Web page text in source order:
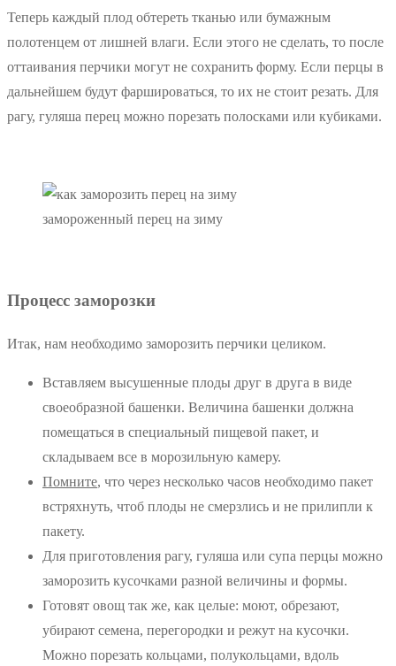
Теперь каждый плод обтереть тканью или бумажным
полотенцем от лишней влаги. Если этого не сделать, то после
оттаивания перчики могут не сохранить форму. Если перцы в
дальнейшем будут фаршироваться, то их не стоит резать. Для
рагу, гуляша перец можно порезать полосками или кубиками.
замороженный перец на зиму
Процесс заморозки
Итак, нам необходимо заморозить перчики целиком.
Вставляем высушенные плоды друг в друга в виде
своеобразной башенки. Величина башенки должна
помещаться в специальный пищевой пакет, и
складываем все в морозильную камеру.
Помните, что через несколько часов необходимо пакет
встряхнуть, чтоб плоды не смерзлись и не прилипли к
пакету.
Для приготовления рагу, гуляша или супа перцы можно
заморозить кусочками разной величины и формы.
Готовят овощ так же, как целые: моют, обрезают,
убирают семена, перегородки и режут на кусочки.
Можно порезать кольцами, полукольцами, вдоль